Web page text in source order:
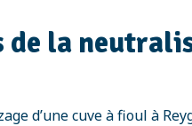
de la
d’une cuve à fioul à